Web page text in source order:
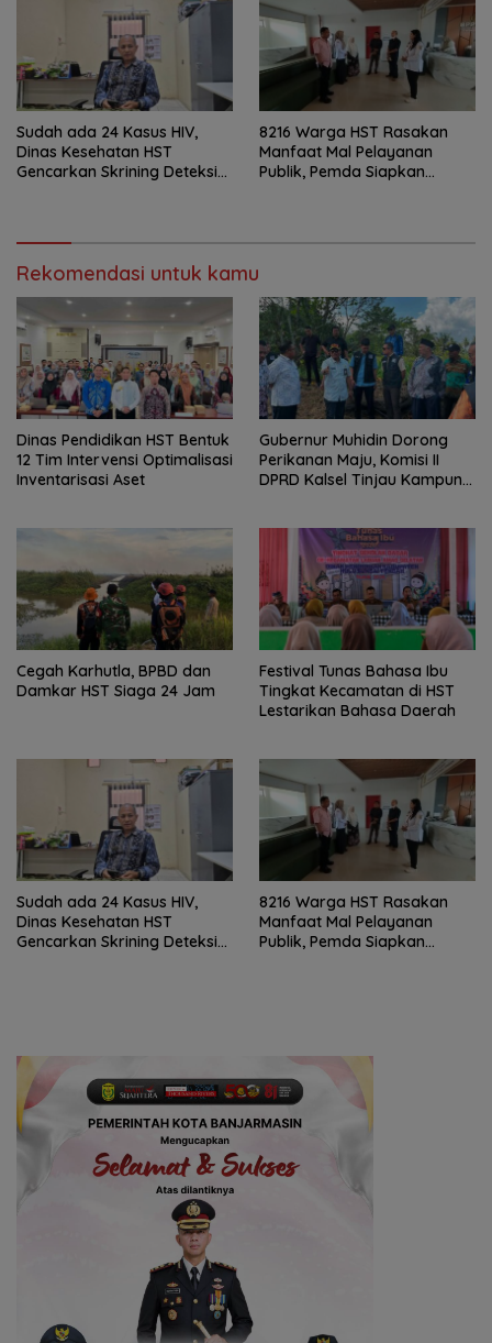
Sudah ada 24 Kasus HIV,
Dinas Kesehatan HST
Gencarkan Skrining Deteksi
8216 Warga HST Rasakan
Manfaat Mal Pelayanan
Publik, Pemda Siapkan
Rekomendasi untuk kamu
Dinas Pendidikan HST Bentuk
12 Tim Intervensi Optimalisasi
Inventarisasi Aset
Gubernur Muhidin Dorong
Perikanan Maju, Komisi II
DPRD Kalsel Tinjau Kampung
Cegah Karhutla, BPBD dan
Damkar HST Siaga 24 Jam
Festival Tunas Bahasa Ibu
Tingkat Kecamatan di HST
Lestarikan Bahasa Daerah
Sudah ada 24 Kasus HIV,
Dinas Kesehatan HST
Gencarkan Skrining Deteksi
8216 Warga HST Rasakan
Manfaat Mal Pelayanan
Publik, Pemda Siapkan